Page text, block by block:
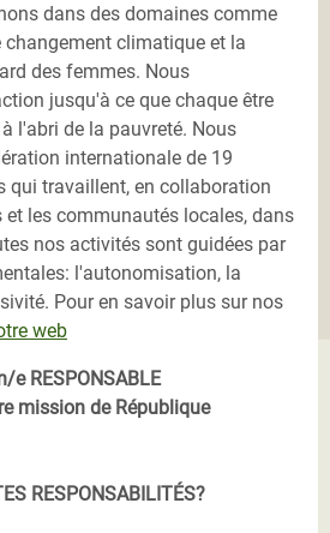
dans des domaines comme
changement climatique et la
des femmes. Nous
jusqu'à ce que chaque être
l'abri de la pauvreté. Nous
internationale de 19
qui travaillent, en collaboration
et les communautés locales, dans
nos activités sont guidées par
l'autonomisation, la
Pour en savoir plus sur nos
web
e RESPONSABLE
mission de République
RESPONSABILITÉS?